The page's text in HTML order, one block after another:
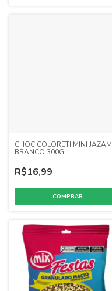
CHOC COLORETI MINI JAZAM
BRANCO 300G
R$16,99